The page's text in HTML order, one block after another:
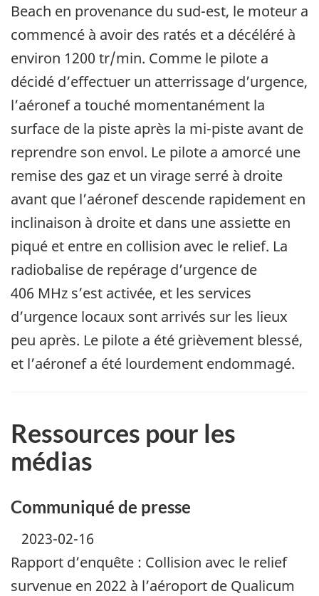
Beach en provenance du sud-est, le moteur a
commencé à avoir des ratés et a décéléré à
environ 1200 tr/min. Comme le pilote a
décidé d’effectuer un atterrissage d’urgence,
l’aéronef a touché momentanément la
surface de la piste après la mi-piste avant de
reprendre son envol. Le pilote a amorcé une
remise des gaz et un virage serré à droite
avant que l’aéronef descende rapidement en
inclinaison à droite et dans une assiette en
piqué et entre en collision avec le relief. La
radiobalise de repérage d’urgence de
406 MHz s’est activée, et les services
d’urgence locaux sont arrivés sur les lieux
peu après. Le pilote a été grièvement blessé,
et l’aéronef a été lourdement endommagé.
Ressources pour les
médias
Communiqué de presse
2023-02-16
Rapport d’enquête : Collision avec le relief
survenue en 2022 à l’aéroport de Qualicum